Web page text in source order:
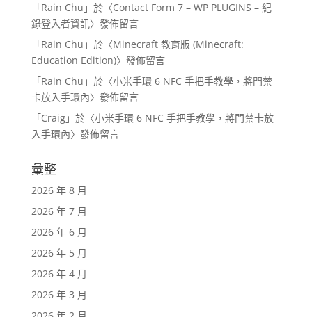
「Rain Chu 」於〈Contact Form 7 – WP PLUGINS – 紀
錄登入者資訊〉發佈留言
「Rain Chu 」於〈Minecraft 教育版 (Minecraft:
Education Edition)〉發佈留言
「Rain Chu 」於〈小米手環 6 NFC 手把手教學，將門禁
卡放入手環內〉發佈留言
「Craig」於〈小米手環 6 NFC 手把手教學，將門禁卡放
入手環內〉發佈留言
彙整
2026 年 8 月
2026 年 7 月
2026 年 6 月
2026 年 5 月
2026 年 4 月
2026 年 3 月